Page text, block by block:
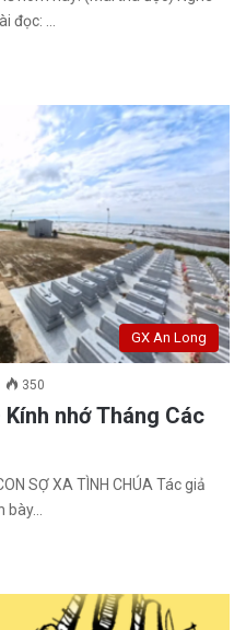
đọc: …
GX An Long
350
nhớ Tháng Các
SỢ XA TÌNH CHÚA Tác giả